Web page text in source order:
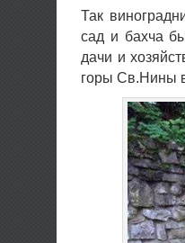
Так
сад и бахча
дачи и
горы Св.Нины